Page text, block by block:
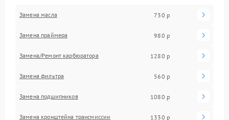
Замена масла 730 р
Замена праймера 980 р
Замена/Pемонт карбюратора 1280 р
Замена фильтра 560 р
Замена подшипников 1080 р
Замена кронштейна трансмиссии 1330 р